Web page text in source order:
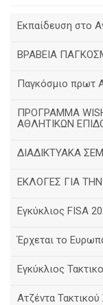
Εκπαίδευση στο
ΒΡΑΒΕΙΑ
Παγκόσμιο πρωτ
ΠΡΟΓΡΑΜΜΑ
ΑΘΛΗΤΙΚΩΝ
ΔΙΑΔΙΚΤΥΑΚΑ
ΕΚΛΟΓΕΣ ΓΙΑ
Εγκύκλιος FISA
Έρχεται το
Εγκύκλιος
Ατζέντα